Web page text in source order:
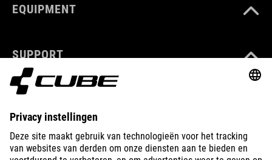
EQUIPMENT
SUPPORT
ABOUT US
EXPLORE